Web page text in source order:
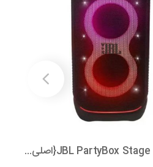
اسپیکر JBL PartyBox Stage 320{اصلی واردات ازدبی}